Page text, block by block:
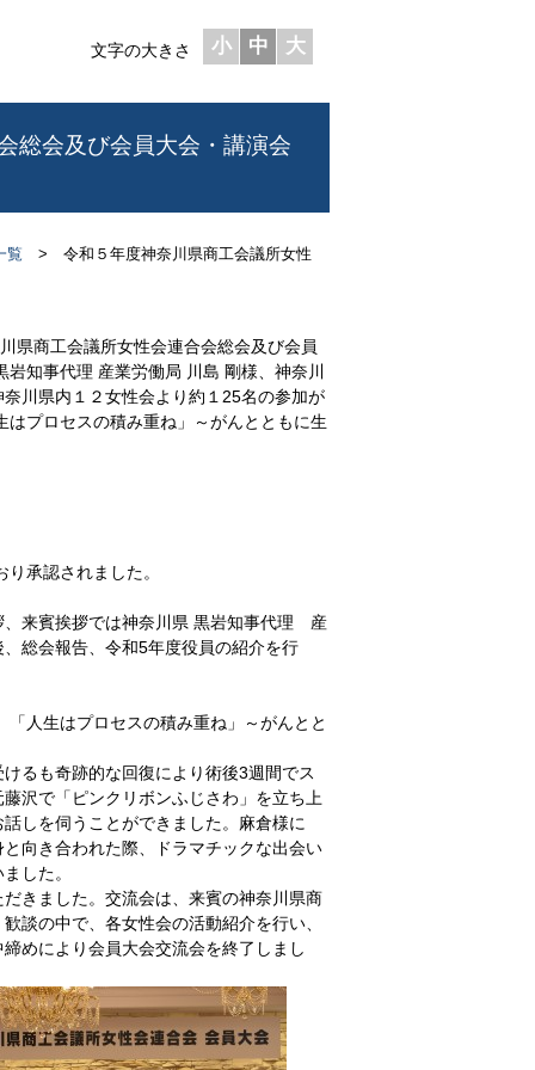
文字の大きさ 小 中 大
総会及び会員大会・講演会
覧 > 令和５年度神奈川県商工会議所女性
県商工会議所女性会連合会総会及び会員
知事代理 産業労働局 川島 剛様、神奈川
川県内１２女性会より約１25名の参加が
プロセスの積み重ね」～がんとともに生
承認されました。
、来賓挨拶では神奈川県 黒岩知事代理 産
総会報告、令和5年度役員の紹介を行
人生はプロセスの積み重ね」～がんとと
るも奇跡的な回復により術後3週間でス
沢で「ピンクリボンふじさわ」を立ち上
しを伺うことができました。麻倉様に
向き合われた際、ドラマチックな出会い
した。
きました。交流会は、来賓の神奈川県商
談の中で、各女性会の活動紹介を行い、
めにより会員大会交流会を終了しまし